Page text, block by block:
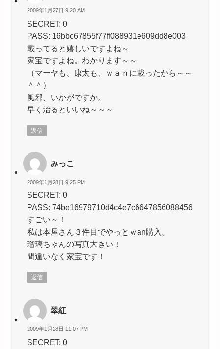
2009年1月27日 9:20 AM
SECRET: 0
PASS: 16bbc67855f77ff088931e609dd8e003
載ってると嬉しいですよね～
家宝ですよね。わかります～～
（マーヤも、康太も、ｗａｎに載ったから～～
＾＾）
風邪、いかがですか。
早く治るといいね～～～
返信
みっこ
2009年1月28日 9:25 PM
SECRET: 0
PASS: 74be16979710d4c4e7c6647856088456
すごい～！
私は本屋さん３件目でやっとｗan購入。
瑠璃ちゃんの写真大きい！
間違いなく家宝です！
返信
翠紅
2009年1月28日 11:07 PM
SECRET: 0